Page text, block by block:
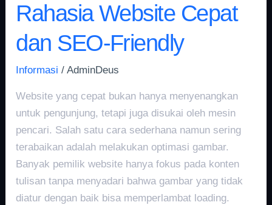
Rahasia Website Cepat
dan SEO-Friendly
Informasi /AdminDeus
Website yang cepat bukan hanya menyenangkan
untuk pengunjung, tetapi juga disukai oleh mesin
pencari. Salah satu cara sederhana namun sering
terabaikan adalah melakukan optimasi gambar.
Banyak pemilik website hanya fokus pada konten
tulisan tanpa menyadari bahwa gambar yang tidak
diatur dengan baik bisa memperlambat loading.